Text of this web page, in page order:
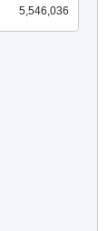
5,546,036